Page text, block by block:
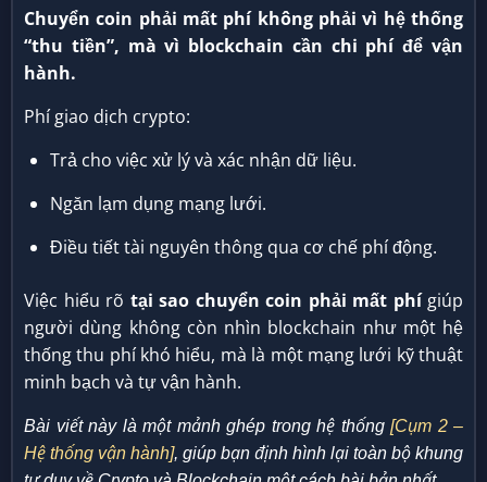
Chuyển coin phải mất phí không phải vì hệ thống
“thu tiền”, mà vì blockchain cần chi phí để vận
hành.
Phí giao dịch crypto:
Trả cho việc xử lý và xác nhận dữ liệu.
Ngăn lạm dụng mạng lưới.
Điều tiết tài nguyên thông qua cơ chế phí động.
Việc hiểu rõ tại sao chuyển coin phải mất phígiúp
người dùng không còn nhìn blockchain như một hệ
thống thu phí khó hiểu, mà là một mạng lưới kỹ thuật
minh bạch và tự vận hành.
Bài viết này là một mảnh ghép trong hệ thống [Cụm 2 –
Hệ thống vận hành], giúp bạn định hình lại toàn bộ khung